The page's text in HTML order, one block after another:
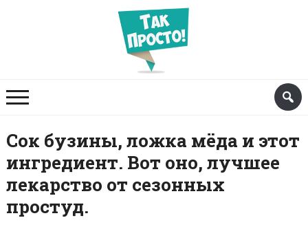
Сок бузины, ложка мёда и этот
ингредиент. Вот оно, лучшее
лекарство от сезонных
простуд.